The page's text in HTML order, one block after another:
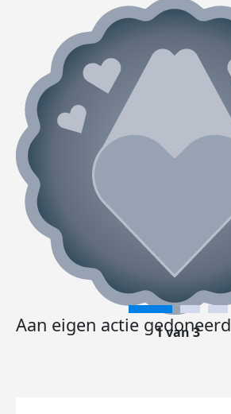
Aan eigen actie gedoneerd
1 van 3